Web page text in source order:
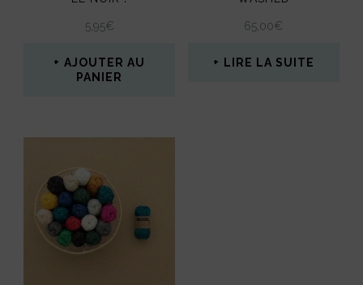
5,95€
AJOUTER AU
PANIER
65,00€
LIRE LA SUITE